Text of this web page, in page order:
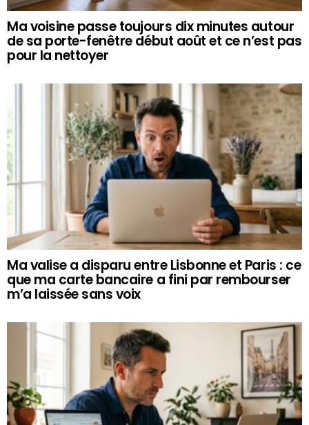
Ma voisine passe toujours dix minutes autour
de sa porte-fenêtre début août et ce n’est pas
pour la nettoyer
Ma valise a disparu entre Lisbonne et Paris : ce
que ma carte bancaire a fini par rembourser
m’a laissée sans voix